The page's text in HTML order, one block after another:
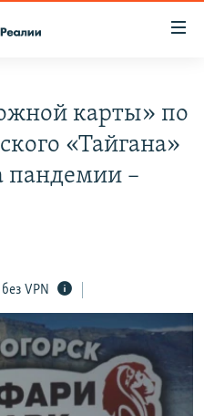
карты» по
«Тайгана»
пандемии –
VPN